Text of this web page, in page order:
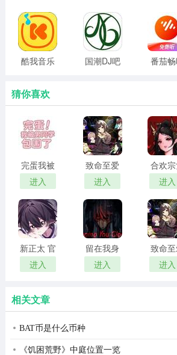
DJ串烧集软件亮点
音乐音质。
2、智能推荐：基于先进的人工智能算
酷我音乐
国潮DJ吧
番茄
猜你喜欢
完蛋我被
男同学包
围了 官方
正版
进入
致命至爱
中文版
进入
合欢
修传 汉
版
进入
新正太 官
方正版
进入
留在我身
边
进入
致命
汉化版
进入
相关文章
BAT币是什么币种
《饥困荒野》中庭位置一览